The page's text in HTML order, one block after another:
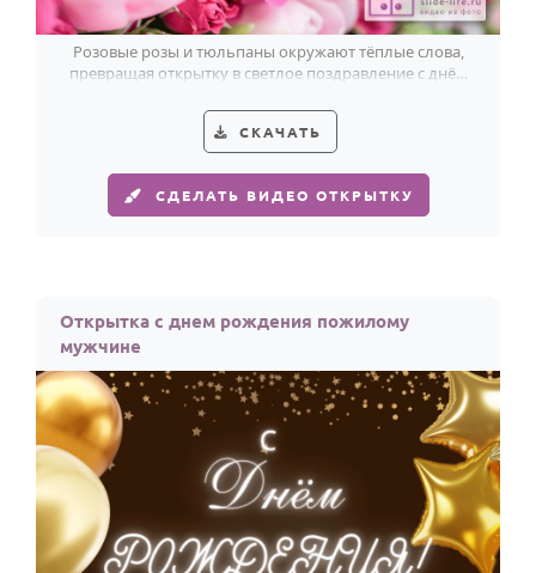
Розовые розы и тюльпаны окружают тёплые слова,
превращая открытку в светлое поздравление с днём
СКАЧАТЬ
СДЕЛАТЬ ВИДЕО ОТКРЫТКУ
Открытка с днем рождения пожилому
мужчине